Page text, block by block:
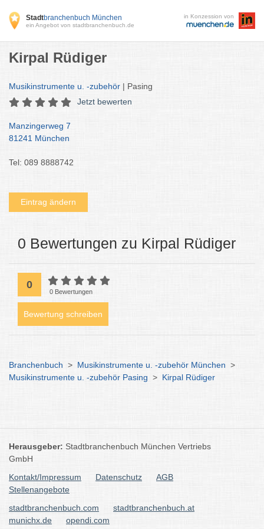
Stadtbranchenbuch München
ein Angebot von stadtbranchenbuch.de
in Konzession von
Kirpal Rüdiger
Musikinstrumente u. -zubehör | Pasing
Jetzt bewerten
Manzingerweg 7
81241 München
Tel: 089 8888742
Eintrag ändern
0 Bewertungen zu Kirpal Rüdiger
0
0 Bewertungen
Bewertung schreiben
Branchenbuch > Musikinstrumente u. -zubehör München >
Musikinstrumente u. -zubehör Pasing > Kirpal Rüdiger
Herausgeber: Stadtbranchenbuch München Vertriebs
GmbH
Kontakt/Impressum
Datenschutz
AGB
Stellenangebote
stadtbranchenbuch.com
stadtbranchenbuch.at
munichx.de
opendi.com